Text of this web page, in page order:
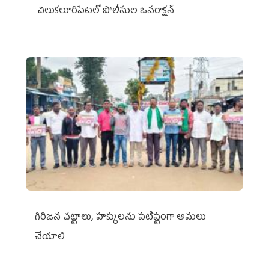
చిలుక‌లూరిపేట‌లో పోలీసుల ఓవ‌రాక్ష‌న్‌
గిరిజన చట్టాలు, హక్కులను పటిష్టంగా అమలు
చేయాలి